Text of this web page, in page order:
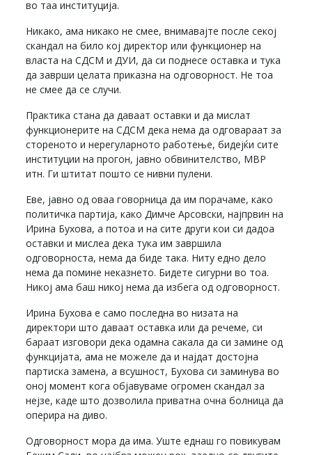
во таа институција.
Никако, ама никако не смее, внимавајте после секој
скандал на било кој директор или функционер на
власта на СДСМ и ДУИ, да си поднесе оставка и тука
да заврши целата приказна на одговорност. Не тоа
не смее да се случи.
Практика стана да даваат оставки и да мислат
функционерите на СДСМ дека нема да одговараат за
стореното и нерегуларното работење, бидејќи сите
институции на прогон, јавно обвинителство, МВР
итн. Ги штитат пошто се нивни пулени.
Еве, јавно од оваа говорница да им порачаме, како
политичка партија, како Димче Арсовски, најпрвин на
Ирина Бухова, а потоа и на сите други кои си дадоа
оставки и мислеа дека тука им завршила
одговорноста, нема да биде така. Ниту едно дело
нема да помине неказнето. Бидете сигурни во тоа.
Никој ама баш никој нема да избега од одговорност.
Ирина Бухова е само последна во низата на
директори што даваат оставка или да речеме, си
бараат изговори дека одамна сакала да си замине од
функцијата, ама не можеле да и најдат достојна
партиска замена, а всушност, Бухова си заминува во
оној момент кога објавуваме огромен скандал за
нејзе, каде што дозволила приватна очна болница да
оперира на диво.
Одговорност мора да има. Уште еднаш го повикувам